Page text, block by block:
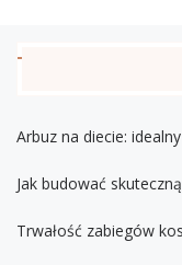
Arbuz na diecie:
Jak budować
Trwałość zabiegów